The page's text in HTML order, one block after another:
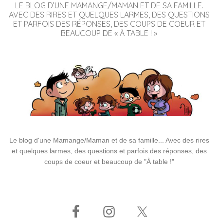
LE BLOG D’UNE MAMANGE/MAMAN ET DE SA FAMILLE.
AVEC DES RIRES ET QUELQUES LARMES, DES QUESTIONS
ET PARFOIS DES RÉPONSES, DES COUPS DE COEUR ET
BEAUCOUP DE « À TABLE ! »
Le blog d'une Mamange/Maman et de sa famille... Avec des rires
et quelques larmes, des questions et parfois des réponses, des
coups de coeur et beaucoup de "À table !"